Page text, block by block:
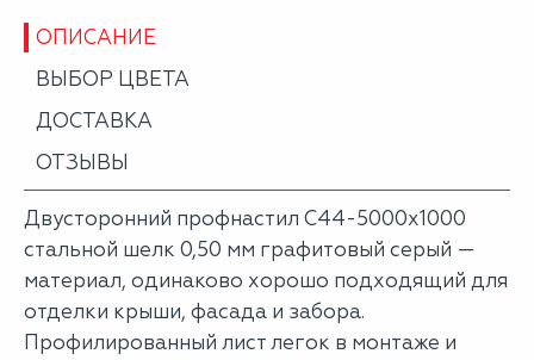
ОПИСАНИЕ
ВЫБОР ЦВЕТА
ДОСТАВКА
ОТЗЫВЫ
Двусторонний профнастил С44-5000х1000
стальной шелк 0,50 мм графитовый серый —
материал, одинаково хорошо подходящий для
отделки крыши, фасада и забора.
Профилированный лист легок в монтаже и